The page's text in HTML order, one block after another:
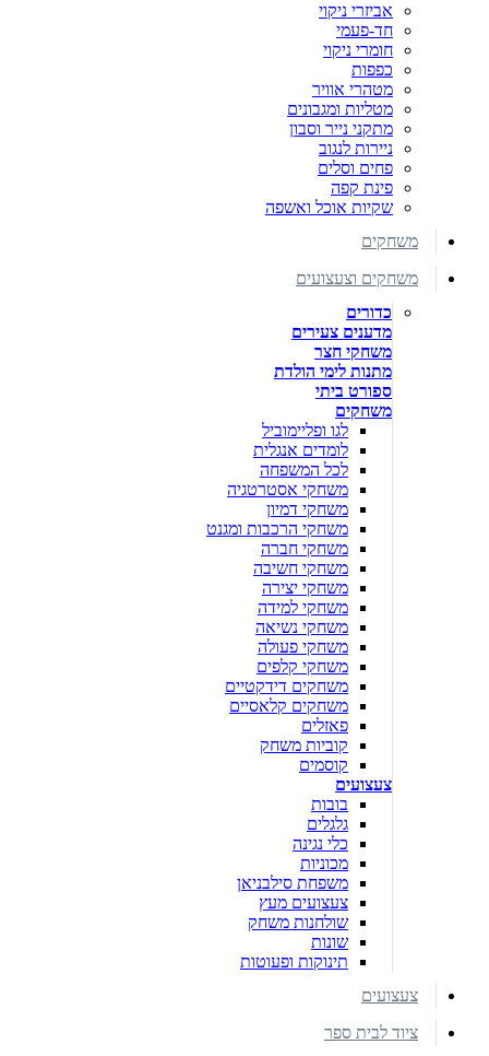
אביזרי ניקוי
חד-פעמי
חומרי ניקוי
כפפות
מטהרי אוויר
מטליות ומגבונים
מתקני נייר וסבון
ניירות לנגוב
פחים וסלים
פינת קפה
שקיות אוכל ואשפה
משחקים
משחקים וצעצועים
כדורים
מדענים צעירים
משחקי חצר
מתנות לימי הולדת
ספורט ביתי
משחקים
לגו ופליימוביל
לומדים אנגלית
לכל המשפחה
משחקי אסטרטגיה
משחקי דמיון
משחקי הרכבות ומגנט
משחקי חברה
משחקי חשיבה
משחקי יצירה
משחקי למידה
משחקי נשיאה
משחקי פעולה
משחקי קלפים
משחקים דידקטיים
משחקים קלאסיים
פאזלים
קוביות משחק
קוסמים
צעצועים
בובות
גלגלים
כלי נגינה
מכוניות
משפחת סילבניאן
צעצועים מעץ
שולחנות משחק
שונות
תינוקות ופעוטות
צעצועים
ציוד לבית ספר